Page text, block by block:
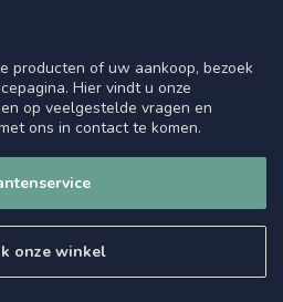
producten of uw aankoop, bezoek
Hier vindt u onze
op veelgestelde vragen en
ons in contact te komen.
onze winkel